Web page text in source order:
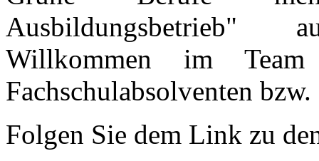
Ausbildungsbetrieb"
Willkommen im
Fachschulabsolventen
Folgen Sie dem Link zu